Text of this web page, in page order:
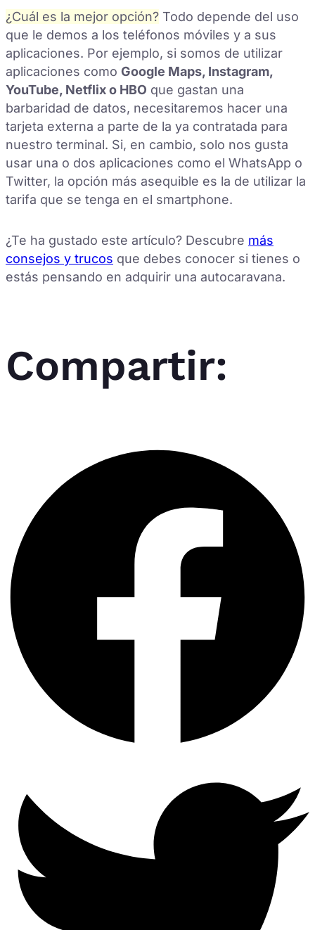
¿Cuál es la mejor opción? Todo depende del uso
que le demos a los teléfonos móviles y a sus
aplicaciones. Por ejemplo, si somos de utilizar
aplicaciones como Google Maps, Instagram,
YouTube, Netflix o HBO que gastan una
barbaridad de datos, necesitaremos hacer una
tarjeta externa a parte de la ya contratada para
nuestro terminal. Si, en cambio, solo nos gusta
usar una o dos aplicaciones como el WhatsApp o
Twitter, la opción más asequible es la de utilizar la
tarifa que se tenga en el smartphone.
¿Te ha gustado este artículo? Descubre más
consejos y trucos que debes conocer si tienes o
estás pensando en adquirir una autocaravana.
Compartir: